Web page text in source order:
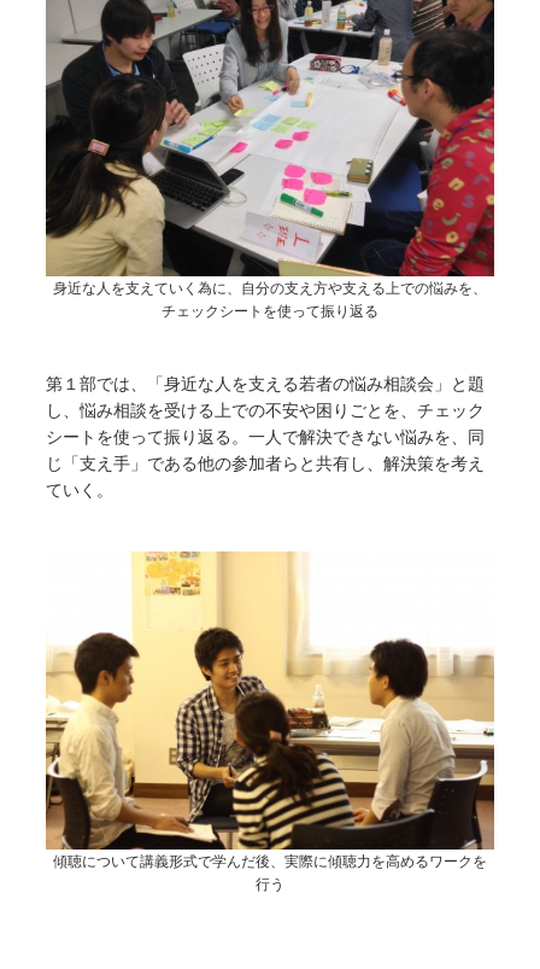
身近な人を支えていく為に、自分の支え方や支える上での悩みを、
チェックシートを使って振り返る
第１部では、「身近な人を支える若者の悩み相談会」と題
し、悩み相談を受ける上での不安や困りごとを、チェック
シートを使って振り返る。一人で解決できない悩みを、同
じ「支え手」である他の参加者らと共有し、解決策を考え
ていく。
傾聴について講義形式で学んだ後、実際に傾聴力を高めるワークを
行う